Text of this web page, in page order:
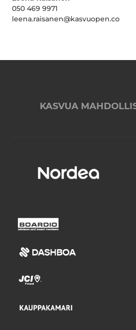
050 469 9971
leena.raisanen@kasvuopen.co
KASVUA